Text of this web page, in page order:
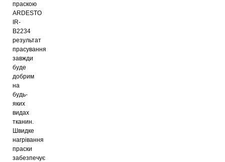
праскою
ARDESTO
IR-
B2234
результат
прасування
завжди
буде
добрим
на
будь-
яких
видах
тканин.
Швидке
нагрівання
праски
забезпечує